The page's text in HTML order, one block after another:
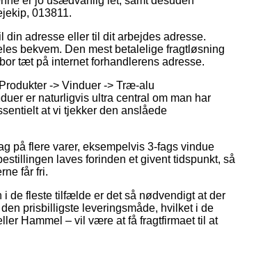
013811.
din adresse eller til dit arbejdes adresse.
bekvem. Den mest betalelige fragtløsning
tæt på internet forhandlerens adresse.
-> Vinduer -> Træ-alu
er naturligvis ultra central om man har
at vi tjekker den anslåede
på flere varer, eksempelvis 3-fags vindue
laves forinden et givent tidspunkt, så
får fri.
i de fleste tilfælde er det så nødvendigt at der
prisbilligste leveringsmåde, hvilket i de
Hammel – vil være at få fragtfirmaet til at